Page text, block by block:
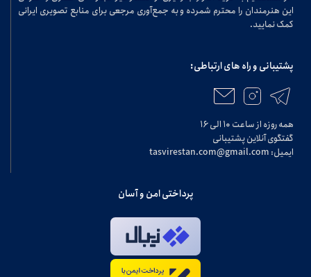
این هنرمندان را محترم شمرده و به جمع‌آوری مرجعی برای منابع تصویری ایرانی
کمک نمایید.
پشتیبانی و راه های ارتباطی:
همه روزه از ساعت ۱۰ الی ۱۶
گفتگوی آنلاین پشتیبانی
ایمیل: tasvirestan.com@gmail.com
پرداختی امن و آسان